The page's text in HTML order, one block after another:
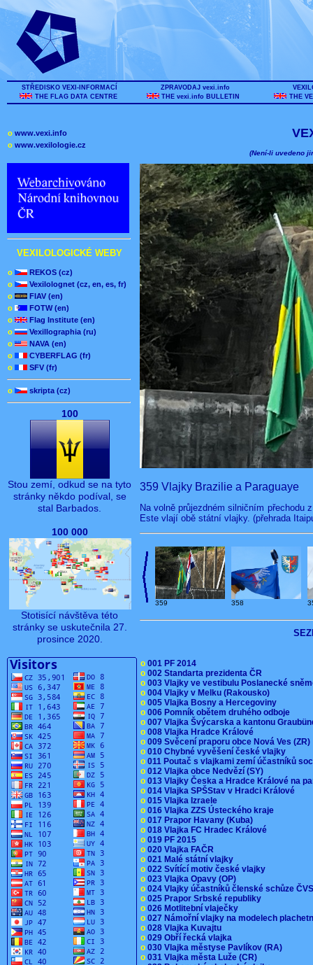
STŘEDISKO VEXI-INFORMACÍ
THE FLAG DATA CENTRE
ZPRAVODAJ vexi.info
THE vexi.info BULLETIN
THE
o www.vexi.info
o www.vexilologie.cz
VEXILOLOGICKÉ WEBY
o
REKOS (cz)
o
Vexilolognet (cz, en, es, fr)
o
FIAV (en)
o
FOTW (en)
o
Flag Institute (en)
o
Vexillographia (ru)
o
NAVA (en)
o
CYBERFLAG (fr)
o
SFV (fr)
o skripta (cz)
100
Stou zemí, odkud se na tyto
stránky někdo podíval, se
stal Barbados.
100 000
Stotisící návštěva této
stránky se uskutečnila 27.
prosince 2020.
(Není-li uvedeno
359 Vlajky Brazilie a Paraguaye
Na volně průjezdném silničním přechodu
Este vlají obě státní vlajky. (přehrada
359 358
o 001 PF 2014
o 002 Standarta prezidenta ČR
o 003 Vlajky ve vestibulu Poslanecké
o 004 Vlajky v Melku (Rakousko)
o 005 Vlajka Bosny a Hercegoviny
o 006 Pomník obětem druhého odboje
o 007 Vlajka Švýcarska a kantonu
o 008 Vlajka Hradce Králové
o 009 Svěcení praporu obce Nová Ves
o 010 Chybné vyvěšení české vlajky
o 011 Poutač s vlajkami zemí účastníků
o 012 Vlajka obce Nedvězí (SY)
o 013 Vlajky Česka a Hradce Králové na
o 014 Vlajka SPŠStav v Hradci Králové
o 015 Vlajka Izraele
o 016 Vlajka ZZS Ústeckého kraje
o 017 Prapor Havany (Kuba)
o 018 Vlajka FC Hradec Králové
o 019 PF 2015
o 020 Vlajka FAČR
o 021 Malé státní vlajky
o 022 Svítící motiv české vlajky
o 023 Vlajka Opavy (OP)
o 024 Vlajky účastníků členské schůze
o 025 Prapor Srbské republiky
o 026 Motlitební vlaječky
o 027 Námořní vlajky na modelech
o 028 Vlajka Kuvajtu
o 029 Obří řecká vlajka
o 030 Vlajka městyse Pavlíkov (RA)
o 031 Vlajka města Luže (CR)